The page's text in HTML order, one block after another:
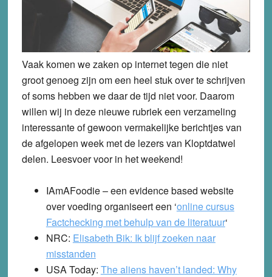
Vaak komen we zaken op internet tegen die niet
groot genoeg zijn om een heel stuk over te schrijven
of soms hebben we daar de tijd niet voor. Daarom
willen wij in deze nieuwe rubriek een verzameling
interessante of gewoon vermakelijke berichtjes van
de afgelopen week met de lezers van Kloptdatwel
delen. Leesvoer voor in het weekend!
IAmAFoodie– een evidence based website
over voeding organiseert een ‘online cursus
Factchecking met behulp van de literatuur‘
NRC: Elisabeth Bik: Ik blijf zoeken naar
misstanden
USA Today: The aliens haven’t landed: Why